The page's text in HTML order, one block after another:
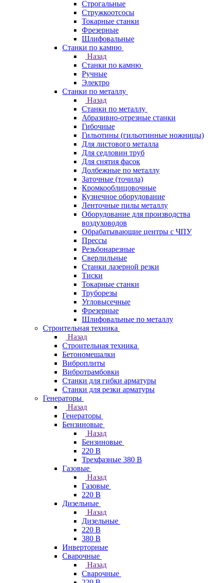
Строгальные
Стружкоотсосы
Токарные станки
Фрезерные
Шлифовальные
Станки по камню
Назад
Станки по камню
Ручные
Электро
Станки по металлу
Назад
Станки по металлу
Абразивно-отрезные станки
Гибочные
Гильотины (гильотинные ножницы)
Для листового металла
Для седловин труб
Для снятия фасок
Долбежные по металлу
Заточные (точила)
Кромкооблицовочные
Кузнечное оборудование
Ленточные пилы металлу
Оборудование для производства
воздуховодов
Обрабатывающие центры с ЧПУ
Прессы
Резьбонарезные
Сверлильные
Станки лазерной резки
Тиски
Токарные станки
Труборезы
Угловысечные
Фрезерные
Шлифовальные по металлу
Строительная техника
Назад
Строительная техника
Бетономешалки
Виброплиты
Вибротрамбовки
Станки для гибки арматуры
Станки для резки арматуры
Генераторы
Назад
Генераторы
Бензиновые
Назад
Бензиновые
220 В
Трехфазные 380 В
Газовые
Назад
Газовые
220 В
Дизельные
Назад
Дизельные
220 В
380 В
Инверторные
Сварочные
Назад
Сварочные